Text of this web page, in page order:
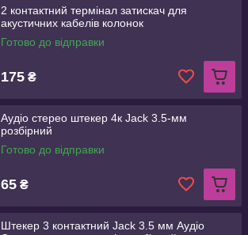
2 контактний термінал затискач для
акустичних кабелів колонок
Готово до відправки
175 ₴
Аудіо стерео штекер 4к Jack 3.5-мм
розбірний
Готово до відправки
65 ₴
Штекер 3 контактний Jack 3.5 мм Аудіо